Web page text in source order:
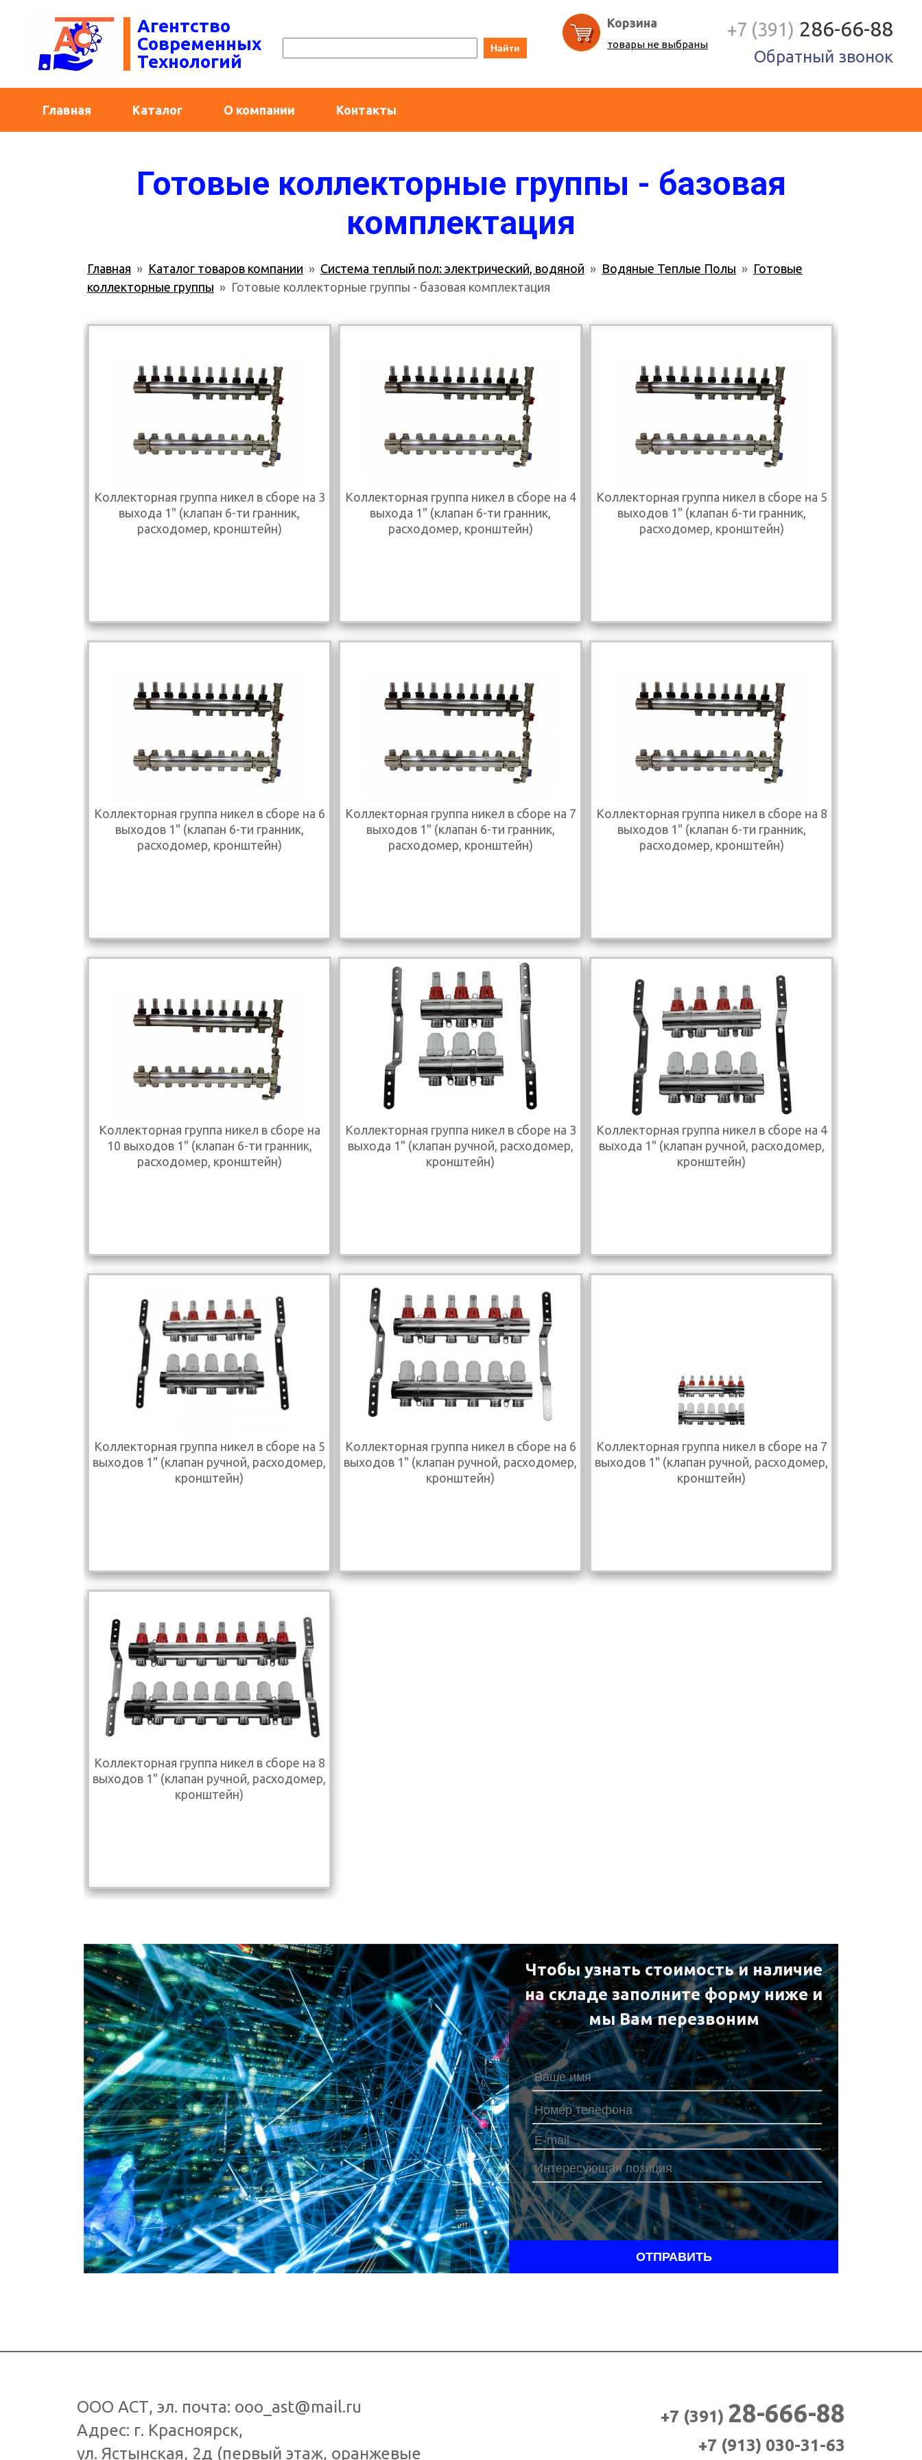
Агентство
Современных
Технологий
Найти
+7 (391) 286-66-88
Обратный звонок
Корзина
товары не выбраны
Главная Каталог О компании Контакты
Готовые коллекторные группы - базовая
комплектация
Главная » Каталог товаров компании » Система теплый пол: электрический, водяной » Водяные Теплые Полы » Готовые
коллекторные группы » Готовые коллекторные группы - базовая комплектация
Коллекторная группа никел в сборе на 3
выхода 1" (клапан 6-ти гранник,
расходомер, кронштейн)
Коллекторная группа никел в сборе на 4
выхода 1" (клапан 6-ти гранник,
расходомер, кронштейн)
Коллекторная группа никел в сборе на 5
выходов 1" (клапан 6-ти гранник,
расходомер, кронштейн)
Коллекторная группа никел в сборе на 6
выходов 1" (клапан 6-ти гранник,
расходомер, кронштейн)
Коллекторная группа никел в сборе на 7
выходов 1" (клапан 6-ти гранник,
расходомер, кронштейн)
Коллекторная группа никел в сборе на 8
выходов 1" (клапан 6-ти гранник,
расходомер, кронштейн)
Коллекторная группа никел в сборе на
10 выходов 1" (клапан 6-ти гранник,
расходомер, кронштейн)
Коллекторная группа никел в сборе на 3
выхода 1" (клапан ручной, расходомер,
кронштейн)
Коллекторная группа никел в сборе на 4
выхода 1" (клапан ручной, расходомер,
кронштейн)
Коллекторная группа никел в сборе на 5
выходов 1" (клапан ручной, расходомер,
кронштейн)
Коллекторная группа никел в сборе на 6
выходов 1" (клапан ручной, расходомер,
кронштейн)
Коллекторная группа никел в сборе на 7
выходов 1" (клапан ручной, расходомер,
кронштейн)
Коллекторная группа никел в сборе на 8
выходов 1" (клапан ручной, расходомер,
кронштейн)
Чтобы узнать стоимость и наличие
на складе заполните форму ниже и
мы Вам перезвоним
ОТПРАВИТЬ
ООО АСТ, эл. почта: ooo_ast@mail.ru
Адрес: г. Красноярск,
ул. Ястынская, 2д (первый этаж, оранжевые
+7 (391) 28-666-88
+7 (913) 030-31-63